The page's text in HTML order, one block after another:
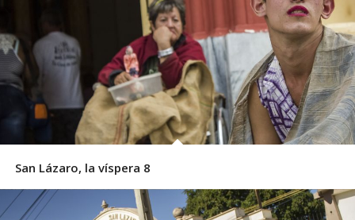
San Lázaro, la víspera 8